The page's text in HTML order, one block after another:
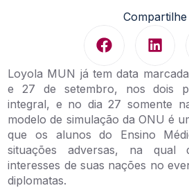
Compartilhe
Loyola MUN já tem data
e 27 de setembro, nos dois
integral, e no dia 27 somente
modelo de simulação da ONU é
que os alunos do Ensino
situações adversas, na qual
interesses de suas nações no
diplomatas.